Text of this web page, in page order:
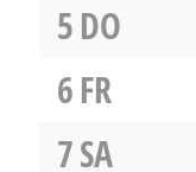
5DO
6FR
7SA